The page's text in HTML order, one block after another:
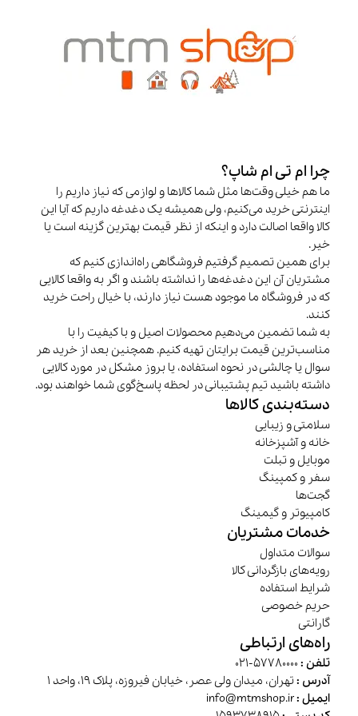
چرا ام تی ام شاپ؟
ما هم خیلی وقت‌ها مثل شما کالاها و لوازمی که نیاز داریم را
اینترنتی خرید می‌کنیم، ولی همیشه یک دغدغه داریم که آیا این
کالا واقعا اصالت دارد و اینکه از نظر قیمت بهترین گزینه است یا
خیر.
برای همین تصمیم گرفتیم فروشگاهی راه‌اندازی کنیم که
مشتریان آن این دغدغه‌ها را نداشته باشند و اگر به واقعا کالایی
که در فروشگاه ما موجود هست نیاز دارند، با خیال راحت خرید
کنند.
به شما تضمین می‌دهیم محصولات اصیل و با کیفیت را با
مناسب‌ترین قیمت برایتان تهیه کنیم. همچنین بعد از خرید هر
سوال یا چالشی در نحوه استفاده، یا بروز مشکل در مورد کالایی
داشته باشید تیم پشتیبانی در لحظه پاسخ‌گوی شما خواهند بود.
دسته‌بندی کالاها
سلامتی و زیبایی
خانه و آشپزخانه
موبایل و تبلت
سفر و کمپینگ
گجت‌ها
کامپیوتر و گیمینگ
خدمات مشتریان
سوالات متداول
رویه‌های بازگردانی کالا
شرایط استفاده
حریم خصوصی
گارانتی
راه‌های ارتباطی
تلفن :
آدرس :تهران، میدان ولی عصر، خیابان فیروزه، پلاک 19، واحد 1
ایمیل :